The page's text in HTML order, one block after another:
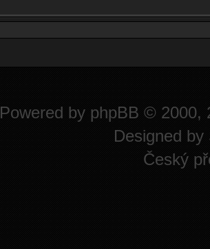
Powered by phpBB © 2000,
Designed by
Český